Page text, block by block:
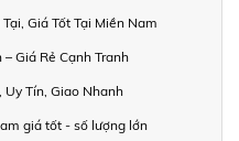
Giá Tốt Tại Miền Nam
Giá Rẻ Cạnh Tranh
Uy Tín, Giao Nhanh
giá tốt - số lượng lớn